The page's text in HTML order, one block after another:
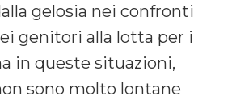
gelosia nei confronti
genitori alla lotta per i
in queste situazioni,
sono molto lontane